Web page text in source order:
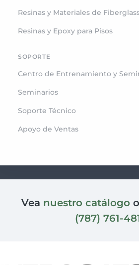
Resinas y Materiales de
Resinas y Epoxy para Pisos
SOPORTE
Centro de Entrenamiento y
Seminarios
Soporte Técnico
Apoyo de Ventas
Vea nuestro catálogo
(787) 761-